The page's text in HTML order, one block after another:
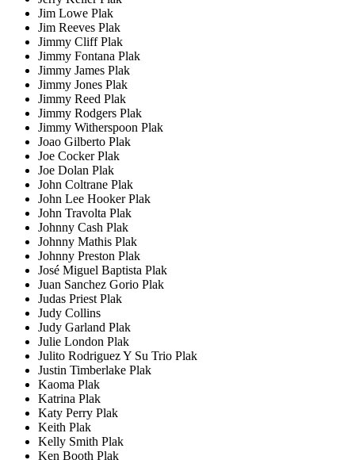
Jim Lowe Plak
Jim Reeves Plak
Jimmy Cliff Plak
Jimmy Fontana Plak
Jimmy James Plak
Jimmy Jones Plak
Jimmy Reed Plak
Jimmy Rodgers Plak
Jimmy Witherspoon Plak
Joao Gilberto Plak
Joe Cocker Plak
Joe Dolan Plak
John Coltrane Plak
John Lee Hooker Plak
John Travolta Plak
Johnny Cash Plak
Johnny Mathis Plak
Johnny Preston Plak
José Miguel Baptista Plak
Juan Sanchez Gorio Plak
Judas Priest Plak
Judy Collins
Judy Garland Plak
Julie London Plak
Julito Rodriguez Y Su Trio Plak
Justin Timberlake Plak
Kaoma Plak
Katrina Plak
Katy Perry Plak
Keith Plak
Kelly Smith Plak
Ken Booth Plak